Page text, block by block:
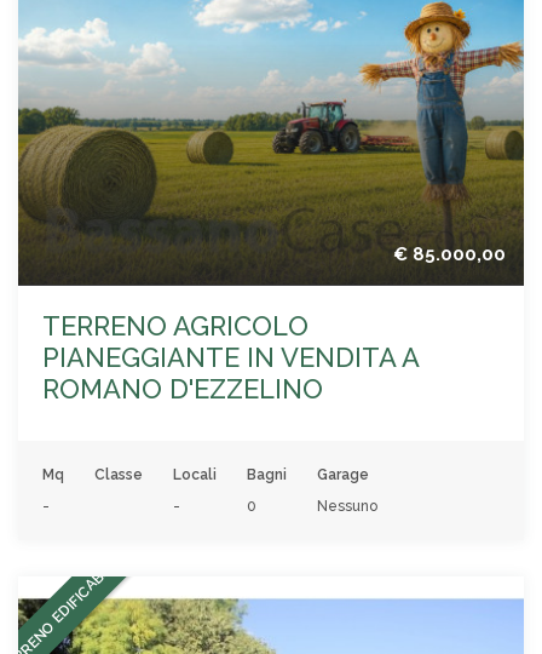
€ 85.000,00
TERRENO AGRICOLO
PIANEGGIANTE IN VENDITA A
ROMANO D'EZZELINO
Mq
-
Classe
Locali
-
Bagni
0
Garage
Nessuno
EDIFICABILE